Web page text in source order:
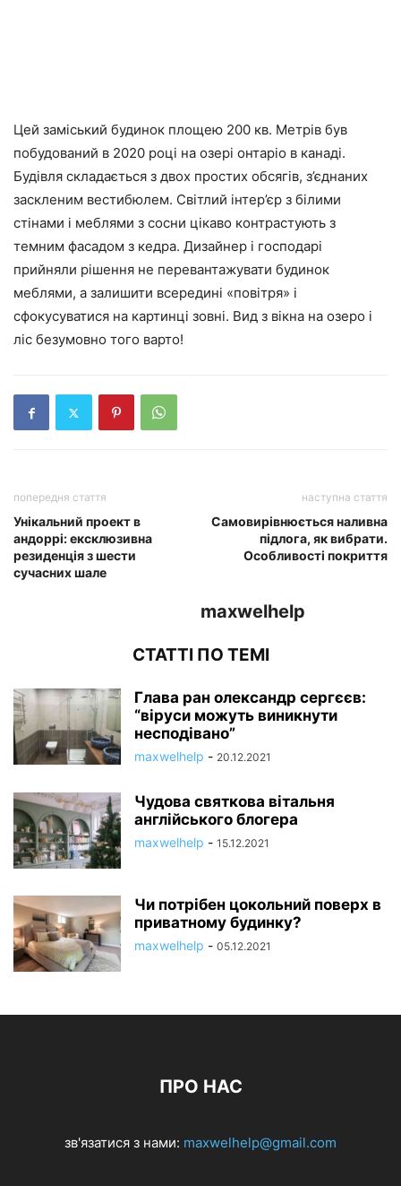
Цей заміський будинок площею 200 кв. Метрів був
побудований в 2020 році на озері онтаріо в канаді.
Будівля складається з двох простих обсягів, з’єднаних
заскленим вестибюлем. Світлий інтер’єр з білими
стінами і меблями з сосни цікаво контрастують з
темним фасадом з кедра. Дизайнер і господарі
прийняли рішення не перевантажувати будинок
меблями, а залишити всередині «повітря» і
сфокусуватися на картинці зовні. Вид з вікна на озеро і
ліс безумовно того варто!
попередня стаття
Унікальний проект в
андоррі: ексклюзивна
резиденція з шести
сучасних шале
наступна стаття
Самовирівнюється наливна
підлога, як вибрати.
Особливості покриття
maxwelhelp
СТАТТІ ПО ТЕМІ
Глава ран олександр сергєєв:
“віруси можуть виникнути
несподівано”
maxwelhelp - 20.12.2021
Чудова святкова вітальня
англійського блогера
maxwelhelp - 15.12.2021
Чи потрібен цокольний поверх в
приватному будинку?
maxwelhelp - 05.12.2021
ПРО НАС
зв'язатися з нами: maxwelhelp@gmail.com